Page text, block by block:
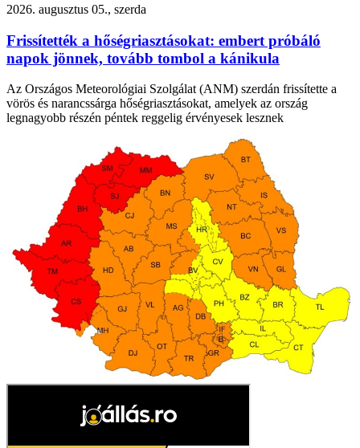
2026. augusztus 05., szerda
Frissítették a hőségriasztásokat: embert próbáló
napok jönnek, tovább tombol a kánikula
Az Országos Meteorológiai Szolgálat (ANM) szerdán frissítette a
vörös és narancssárga hőségriasztásokat, amelyek az ország
legnagyobb részén péntek reggelig érvényesek lesznek